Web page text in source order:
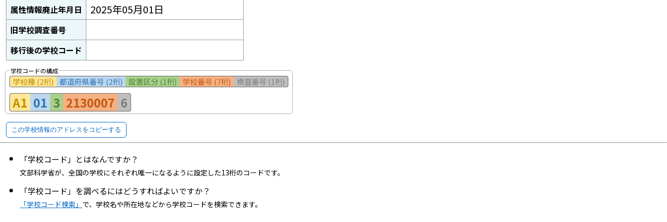
属性情報廃止年月日 2025年05月01日
旧学校調査番号
移行後の学校コード
学校コードの構成
学校種 (2桁) 都道府県番号 (2桁) 設置区分 (1桁) 学校番号 (7桁) 検査番号 (1桁)
A1 01 3 2130007 6
この学校情報のアドレスをコピーする
「学校コード」とはなんですか？
文部科学省が、全国の学校にそれぞれ唯一になるように設定した13桁のコードです。
「学校コード」を調べるにはどうすればよいですか？
「学校コード検索」 で、学校名や所在地などから学校コードを検索できます。